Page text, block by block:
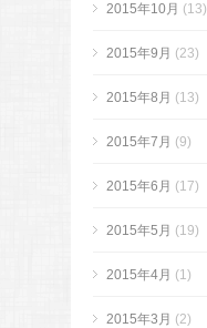
2015年10月 (13)
2015年9月 (23)
2015年8月 (13)
2015年7月 (9)
2015年6月 (17)
2015年5月 (19)
2015年4月 (1)
2015年3月 (2)